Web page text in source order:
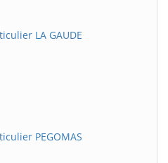
LA GAUDE
PEGOMAS